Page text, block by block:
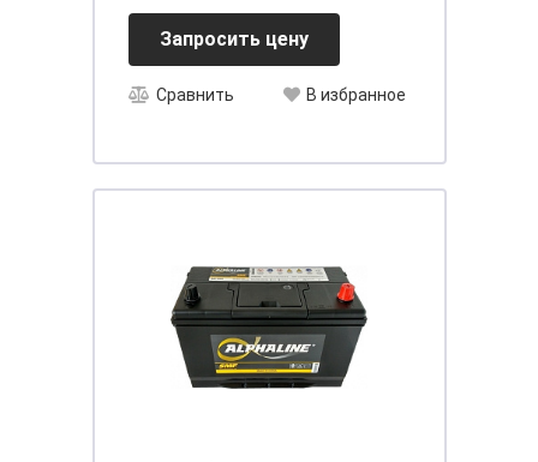
[D31]
Запросить цену
Сравнить В избранное